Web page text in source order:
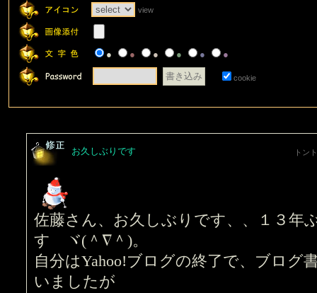
view
● ● ● ● ● ●
cookie
お久しぶりです トン
佐藤さん、お久しぶりです、、１３年
す ヾ(＾∇＾)。
自分はYahoo!ブログの終了で、ブログ
いましたが